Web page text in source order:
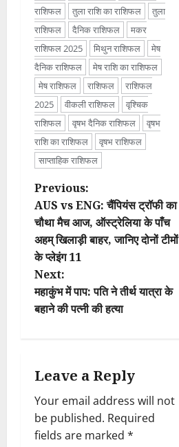
राशिफल
तुला राशि का राशिफल
तुला
राशिफल
दैनिक राशिफल
मकर
राशिफल 2025
मिथुन राशिफल
मेष
दैनिक राशिफल
मेष राशि का राशिफल
मेष राशिफल
राशिफल
राशिफल
2025
वीकली राशिफल
वृश्चिक
राशिफल
वृषभ दैनिक राशिफल
वृषभ
राशि का राशिफल
वृषभ राशिफल
साप्ताहिक राशिफल
P
o
s
t
n
v
i
g
Previous:
AUS vs ENG: चैंपियंस ट्रॉफी का
चौथा मैच आज, ऑस्ट्रेलिया के पाँच
अहम् खिलाड़ी बाहर, जानिए दोनों टीमों
के प्लेइंग 11
Next:
महाकुंभ में पाप: पति ने तीर्थ यात्रा के
बहाने की पत्नी की हत्या
Leave a Reply
Your email address will not
be published. Required
fields are marked *